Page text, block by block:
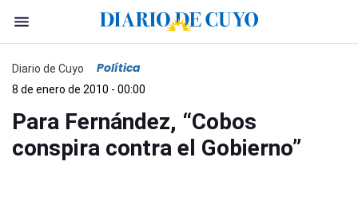
Diario de Cuyo Política
8 de enero de 2010 - 00:00
Para Fernández, “Cobos
conspira contra el Gobierno”